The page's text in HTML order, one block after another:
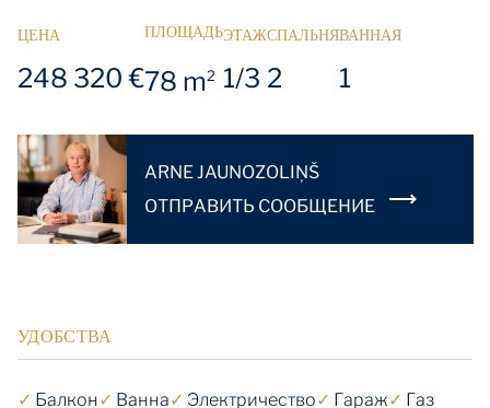
ЦЕНА
248 320 €
ПЛОЩАДЬ
78 m2
ЭТАЖ
1/3
СПАЛЬНЯ
2
ВАННАЯ
1
ARNE JAUNOZOLIŅŠ
OТПРАВИТЬ СООБЩЕНИЕ
УДОБСТВА
✓ Балкон✓ Ванна✓ Электричество✓ Гараж✓ Газ